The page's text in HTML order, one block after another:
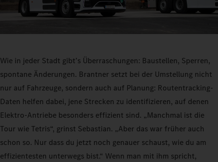
Wie in jeder Stadt gibt’s Überraschungen: Baustellen, Sperren,
spontane Änderungen. Brantner setzt bei der Umstellung nicht
nur auf Fahrzeuge, sondern auch auf Planung: Routentracking-
Daten helfen dabei, jene Strecken zu identifizieren, auf denen
Elektro-Antriebe besonders effizient sind. „Manchmal ist die
Tour wie Tetris“, grinst Sebastian. „Aber das war früher auch
schon so. Nur dass du jetzt noch genauer schaust, wie du am
effizientesten unterwegs bist.“ Wenn man mit ihm spricht,